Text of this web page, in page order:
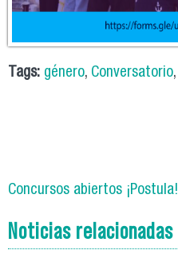
Tags: género, Conversatorio,
Concursos abiertos ¡Postula!
Noticias relacionadas